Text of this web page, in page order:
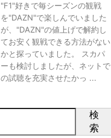
"F1"好きで毎シーズンの観戦
を"DAZN"で楽しんでいました
が、"DAZN"の値上げで解約し
てお安く観戦できる方法がない
かと探っていました。 スカパ
ーも検討しましたが、ネットで
の試聴を充実させたかっ ...
検
索